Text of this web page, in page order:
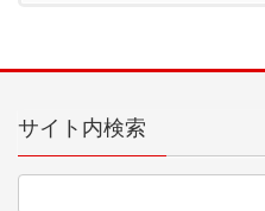
サイト内検索